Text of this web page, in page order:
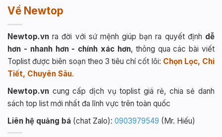
Về Newtop
Newtop.vn ra đời với sứ mệnh giúp bạn ra quyết định dễ
hơn - nhanh hơn - chính xác hơn, thông qua các bài viết
Toplist được biên soạn theo 3 tiêu chí cốt lõi: Chọn Lọc, Chi
Tiết, Chuyên Sâu.
Newtop.vn cung cấp dịch vụ toplist giá rẻ, chia sẻ danh
sách top list mới nhất đa lĩnh vực trên toàn quốc
Liên hệ quảng bá (chat Zalo): 0903979549 (Mr. Hiếu)